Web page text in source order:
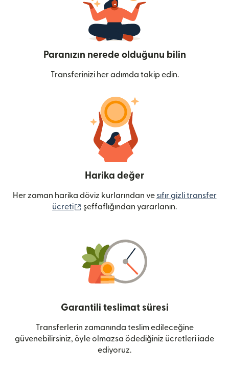
Paranızın nerede olduğunu bilin
Transferinizi her adımda takip edin.
Harika değer
Her zaman harika döviz kurlarından ve sıfır gizli transfer
ücreti
(yeni pencerede açılır)
şeffaflığından yararlanın.
Garantili teslimat süresi
Transferlerin zamanında teslim edileceğine
güvenebilirsiniz, öyle olmazsa ödediğiniz ücretleri iade
ediyoruz.